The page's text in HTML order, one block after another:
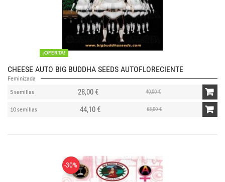
¡OFERTA!
CHEESE AUTO BIG BUDDHA SEEDS AUTOFLORECIENTE
Feminizada
5 semillas 28,00 € 40,00 €
10 semillas 44,10 € 63,00 €
-30%